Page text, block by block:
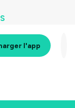
l'app